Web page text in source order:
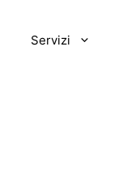
Servizi